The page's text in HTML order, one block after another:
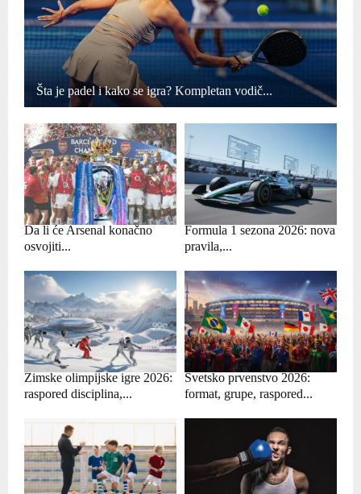
Šta je padel i kako se igra? Kompletan vodič...
Da li će Arsenal konačno
osvojiti...
Formula 1 sezona 2026: nova
pravila,...
Zimske olimpijske igre 2026:
raspored disciplina,...
Svetsko prvenstvo 2026:
format, grupe, raspored...